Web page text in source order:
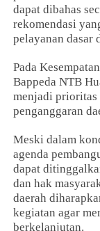
dapat dibahas
rekomendasi
pelayanan dasar
Pada
Bappeda NTB
menjadi prioritas
penganggaran
Meski dalam
agenda
dapat
dan hak
daerah
kegiatan agar
berkelanjutan.